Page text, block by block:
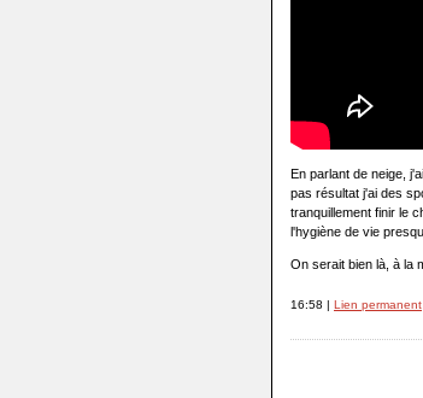
En parlant de neige,
pas résultat j'ai des
tranquillement finir le
l'hygiène de vie
On serait bien là, à la
16:58 | Lien permanent